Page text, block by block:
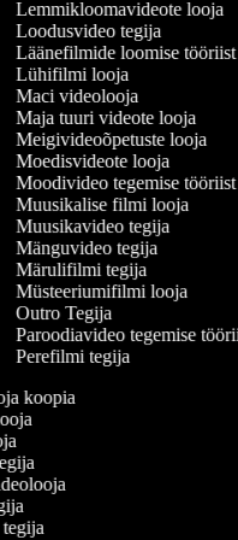
Lemmikloomavideote looja
Loodusvideo tegija
Läänefilmide loomise tööriist
Lühifilmi looja
Maci videolooja
Maja tuuri videote looja
Meigivideoõpetuste looja
Moedisvideote looja
Moodivideo tegemise tööriist
Muusikalise filmi looja
Muusikavideo tegija
Mänguvideo tegija
Märulifilmi tegija
Müsteeriumifilmi looja
Outro Tegija
Paroodiavideo tegemise
Perefilmi tegija
koopia
tegija